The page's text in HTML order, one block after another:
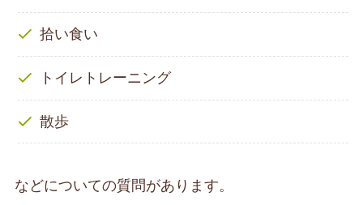
拾い食い
トイレトレーニング
散歩
などについての質問があります。